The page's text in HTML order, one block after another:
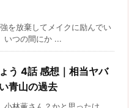
を放棄してメイクに励んでい
いつの間にか ...
う 4話 感想｜相当ヤバ
青山の過去
小林薫さん？かと思ったけ